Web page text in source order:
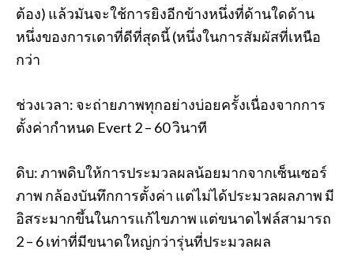
ต้อง) แล้วมันจะใช้การยิงอีกข้างหนึ่งที่ด้านใดด้าน
หนึ่งของการเดาที่ดีที่สุดนี้ (หนึ่งในการสัมผัสที่เหนือ
กว่า
ช่วงเวลา: จะถ่ายภาพทุกอย่างบ่อยครั้งเนื่องจากการ
ตั้งค่ากำหนด Evert 2 – 60 วินาที
ดิบ: ภาพดิบให้การประมวลผลน้อยมากจากเซ็นเซอร์
ภาพ กล้องบันทึกการตั้งค่า แต่ไม่ได้ประมวลผลภาพ มี
อิสระมากขึ้นในการแก้ไขภาพ แต่ขนาดไฟล์สามารถ
2 – 6 เท่าที่มีขนาดใหญ่กว่ารุ่นที่ประมวลผล